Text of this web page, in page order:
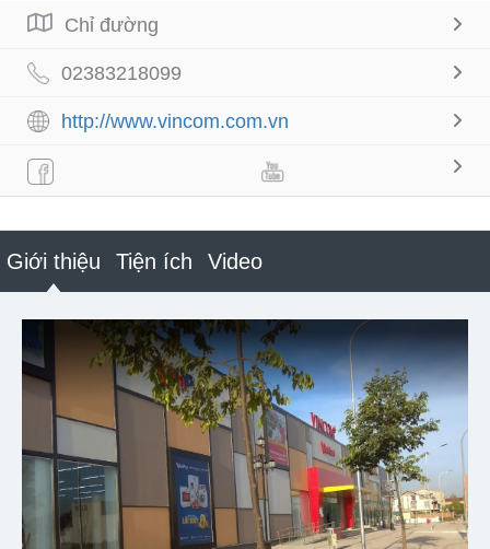
Chỉ đường
02383218099
http://www.vincom.com.vn
Giới thiệu Tiện ích Video